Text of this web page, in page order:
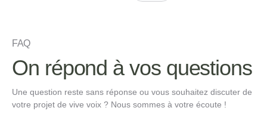
FAQ
On répond à vos questions
Une question reste sans réponse ou vous souhaitez discuter de
votre projet de vive voix ? Nous sommes à votre écoute !